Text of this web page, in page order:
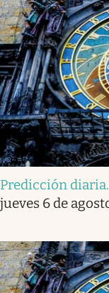
Predicción diaria.
jueves 6 de